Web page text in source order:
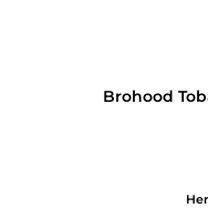
Brohood